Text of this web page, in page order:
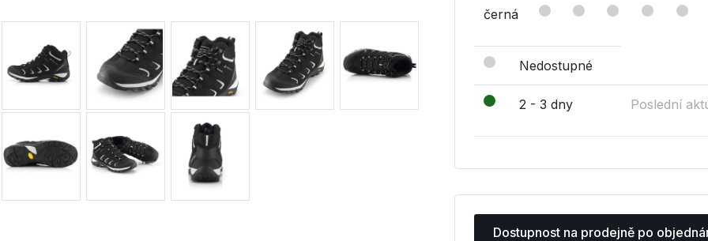
černá
Nedostupné
2 - 3 dny Poslední
Dostupnost na prodejně po